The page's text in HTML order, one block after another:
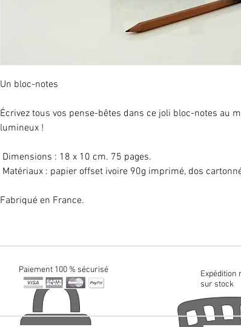
Un bloc-notes
Écrivez tous vos pense-bêtes dans ce joli bloc-notes au
lumineux !
Dimensions : 18 x 10 cm. 75 pages.
Matériaux : papier offset ivoire 90g imprimé, dos
Fabriqué en France.
Paiement 100 % sécurisé
Expédition
sur stock